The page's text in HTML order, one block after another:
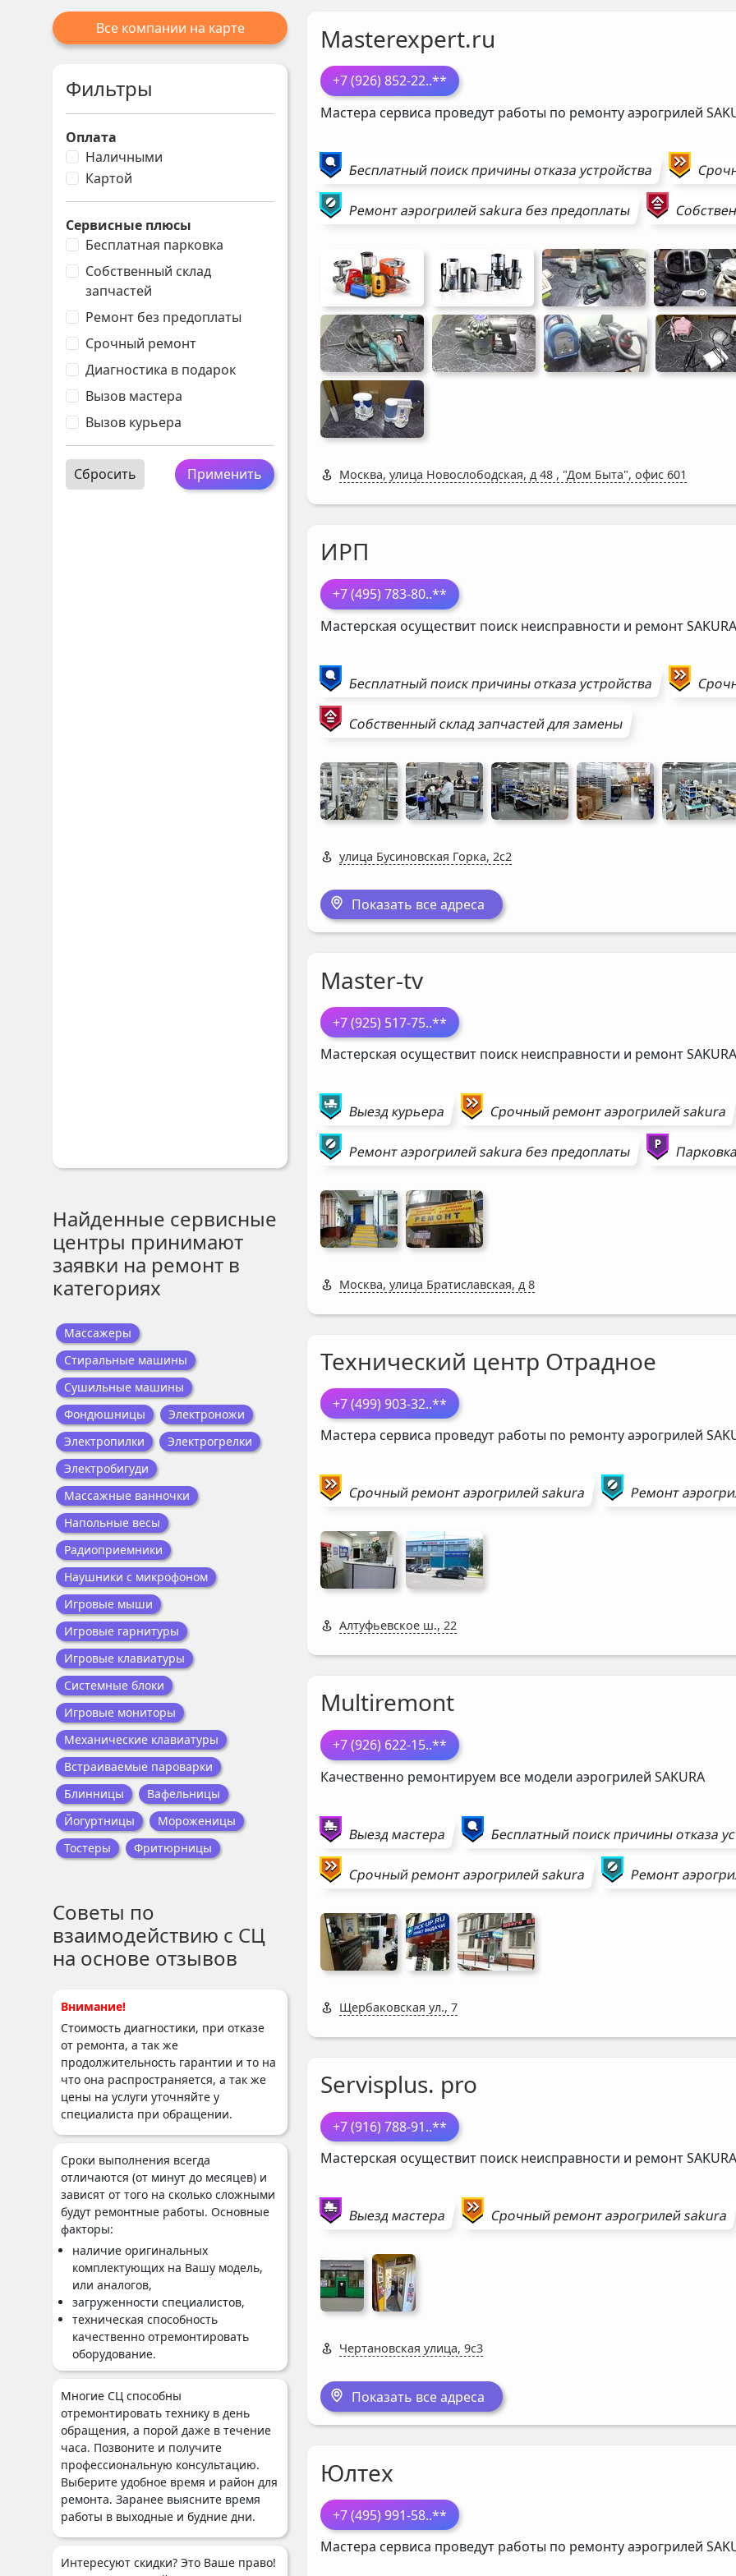
Все компании на карте
Фильтры
Оплата
Наличными
Картой
Сервисные плюсы
Бесплатная парковка
Собственный склад
запчастей
Ремонт без предоплаты
Срочный ремонт
Диагностика в подарок
Вызов мастера
Вызов курьера
Применить
Сбросить
Найденные сервисные
центры принимают
заявки на ремонт в
категориях
Массажеры
Стиральные машины
Сушильные машины
Фондюшницы
Электроножи
Электропилки
Электрогрелки
Электробигуди
Массажные ванночки
Напольные весы
Радиоприемники
Наушники с микрофоном
Игровые мыши
Игровые гарнитуры
Игровые клавиатуры
Системные блоки
Игровые мониторы
Механические клавиатуры
Встраиваемые пароварки
Блинницы
Вафельницы
Йогуртницы
Мороженицы
Тостеры
Фритюрницы
Советы по
взаимодействию с СЦ
на основе отзывов
Внимание!
Стоимость диагностики, при отказе
от ремонта, а так же
продолжительность гарантии и то на
что она распространяется, а так же
цены на услуги уточняйте у
специалиста при обращении.
Сроки выполнения всегда
отличаются (от минут до месяцев) и
зависят от того на сколько сложными
будут ремонтные работы. Основные
факторы:
наличие оригинальных
комплектующих на Вашу модель,
или аналогов,
загруженности специалистов,
техническая способность
качественно отремонтировать
оборудование.
Многие СЦ способны
отремонтировать технику в день
обращения, а порой даже в течение
часа. Позвоните и получите
профессиональную консультацию.
Выберите удобное время и район для
ремонта. Заранее выясните время
работы в выходные и будние дни.
Интересуют скидки? Это Ваше право!
Masterexpert.ru
+7 (926) 852-22..**
Мастера сервиса проведут работы по ремонту аэрогрилей
Бесплатный поиск причины отказа устройства
Ремонтаэрогрилейsakuraбез предоплаты
Москва, улица Новослободская, д 48 , "Дом Быта", офис 601
ИРП
+7 (495) 783-80..**
Мастерская осуществит поиск неисправности и ремонтSAKURA
Бесплатный поиск причины отказа устройства
Собственный склад запчастей для замены
улица Бусиновская Горка, 2с2
Показать все адреса
Master-tv
+7 (925) 517-75..**
Мастерская осуществит поиск неисправности и ремонтSAKURA
Выезд курьера Срочный ремонтаэрогрилейsakura
Ремонтаэрогрилейsakuraбез предоплаты
Москва, улица Братиславская, д 8
Технический центр Отрадное
+7 (499) 903-32..**
Мастера сервиса проведут работы по ремонту аэрогрилей
Срочный ремонтаэрогрилейsakura Ремонт
Алтуфьевское ш., 22
Multiremont
+7 (926) 622-15..**
Качественно ремонтируем все модели аэрогрилей SAKURA
Выезд мастера Бесплатный поиск причины отказа
Срочный ремонтаэрогрилейsakura Ремонт
Щербаковская ул., 7
Servisplus. pro
+7 (916) 788-91..**
Мастерская осуществит поиск неисправности и ремонтSAKURA
Выезд мастера Срочный ремонтаэрогрилейsakura
Чертановская улица, 9с3
Показать все адреса
Юлтех
+7 (495) 991-58..**
Мастера сервиса проведут работы по ремонту аэрогрилей